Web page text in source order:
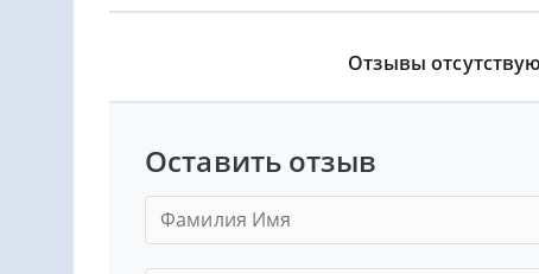
Отзывы
Оставить отзыв